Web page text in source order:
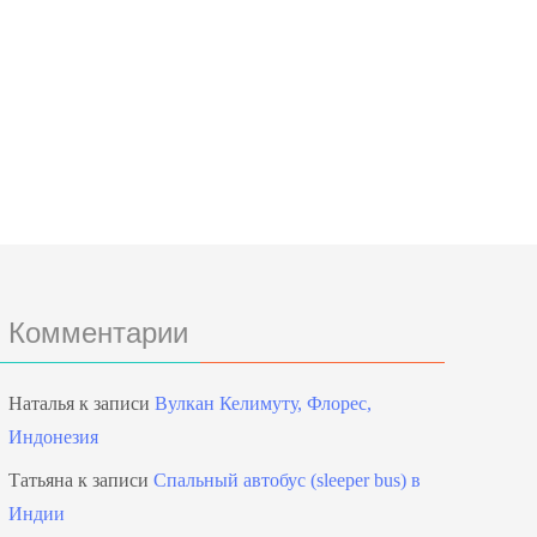
Комментарии
Наталья к записи Вулкан Келимуту, Флорес,
Индонезия
Татьяна к записи Спальный автобус (sleeper bus) в
Индии